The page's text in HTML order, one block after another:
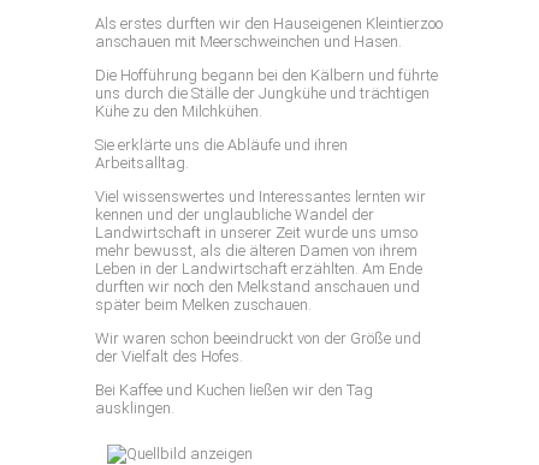
Als erstes durften wir den Hauseigenen Kleintierzoo
anschauen mit Meerschweinchen und Hasen.
Die Hofführung begann bei den Kälbern und führte
uns durch die Ställe der Jungkühe und trächtigen
Kühe zu den Milchkühen.
Sie erklärte uns die Abläufe und ihren
Arbeitsalltag.
Viel wissenswertes und Interessantes lernten wir
kennen und der unglaubliche Wandel der
Landwirtschaft in unserer Zeit wurde uns umso
mehr bewusst, als die älteren Damen von ihrem
Leben in der Landwirtschaft erzählten. Am Ende
durften wir noch den Melkstand anschauen und
später beim Melken zuschauen.
Wir waren schon beeindruckt von der Größe und
der Vielfalt des Hofes.
Bei Kaffee und Kuchen ließen wir den Tag
ausklingen.